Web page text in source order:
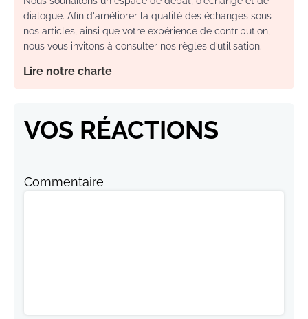
dialogue. Afin d'améliorer la qualité des échanges sous
nos articles, ainsi que votre expérience de contribution,
nous vous invitons à consulter nos règles d’utilisation.
Lire notre charte
VOS RÉACTIONS
Commentaire